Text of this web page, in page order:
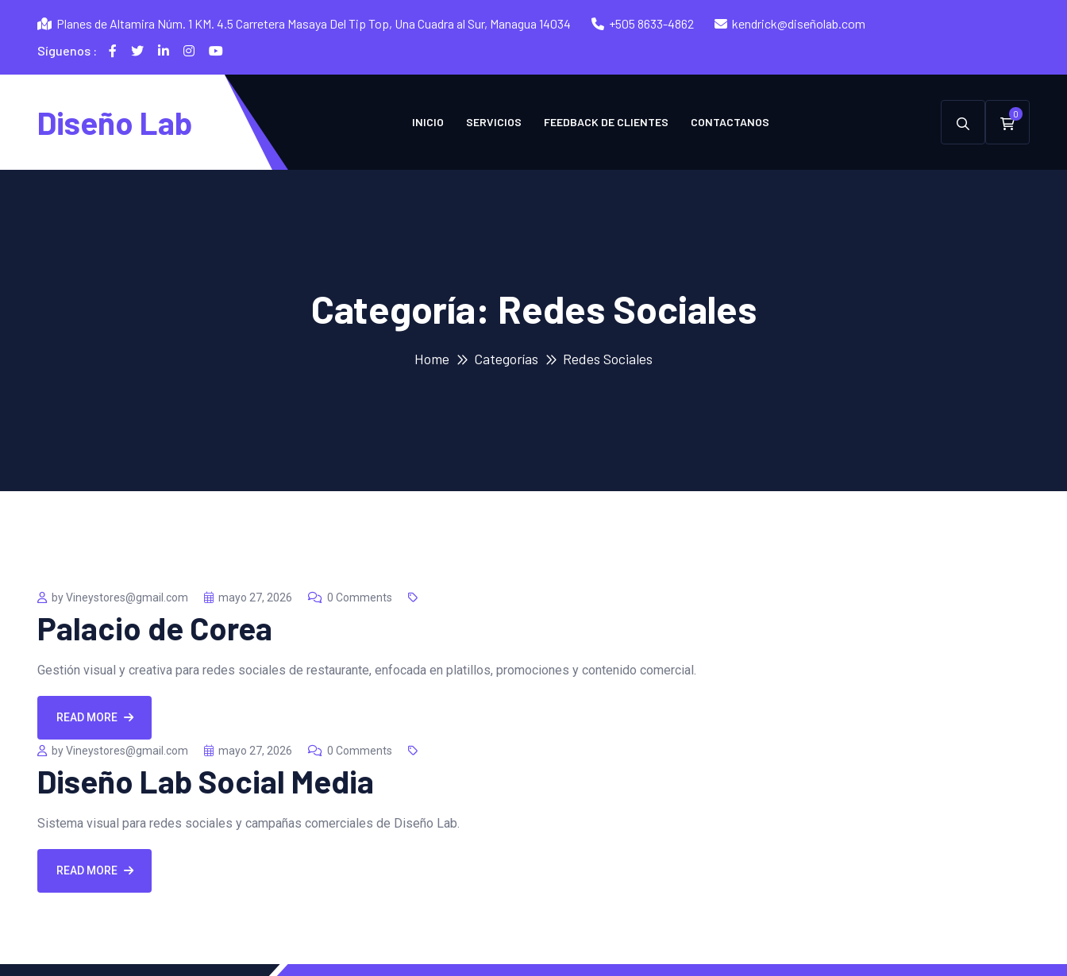
Planes de Altamira Núm. 1 KM. 4.5 Carretera Masaya Del Tip Top, Una Cuadra al Sur, Managua 14034 +505 8633-4862
kendrick@diseñolab.com
Síguenos :
Diseño Lab INICIO SERVICIOS FEEDBACK DE CLIENTES CONTACTANOS
0
Categoría: Redes Sociales
Home Categorías Redes Sociales
by Vineystores@gmail.com mayo 27, 2026 0 Comments
Palacio de Corea
Gestión visual y creativa para redes sociales de restaurante, enfocada en platillos, promociones y contenido comercial.
READ MORE
by Vineystores@gmail.com mayo 27, 2026 0 Comments
Diseño Lab Social Media
Sistema visual para redes sociales y campañas comerciales de Diseño Lab.
READ MORE